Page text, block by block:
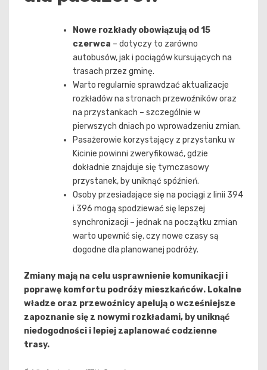
Nowe rozkłady obowiązują od 15
czerwca – dotyczy to zarówno
autobusów, jak i pociągów kursujących na
trasach przez gminę.
Warto regularnie sprawdzać aktualizacje
rozkładów na stronach przewoźników oraz
na przystankach – szczególnie w
pierwszych dniach po wprowadzeniu zmian.
Pasażerowie korzystający z przystanku w
Kicinie powinni zweryfikować, gdzie
dokładnie znajduje się tymczasowy
przystanek, by uniknąć spóźnień.
Osoby przesiadające się na pociągi z linii 394
i 396 mogą spodziewać się lepszej
synchronizacji – jednak na początku zmian
warto upewnić się, czy nowe czasy są
dogodne dla planowanej podróży.
Zmiany mają na celu usprawnienie komunikacji i
poprawę komfortu podróży mieszkańców. Lokalne
władze oraz przewoźnicy apelują o wcześniejsze
zapoznanie się z nowymi rozkładami, by uniknąć
niedogodności i lepiej zaplanować codzienne
trasy.